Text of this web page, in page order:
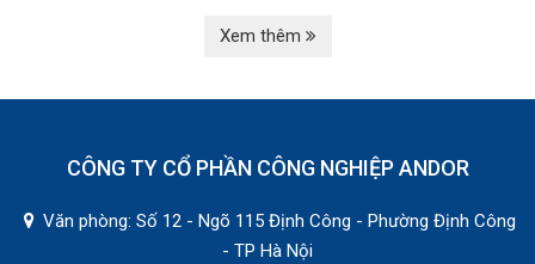
Xem thêm
CÔNG TY CỔ PHẦN CÔNG NGHIỆP ANDOR
Văn phòng: Số 12 - Ngõ 115 Định Công - Phường Định Công
- TP Hà Nội